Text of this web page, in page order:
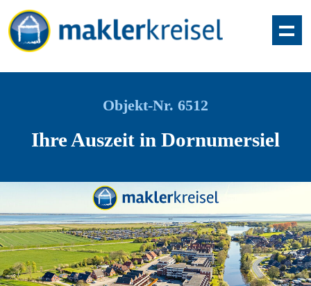
Objekt-Nr. 6512
Ihre Auszeit in Dornumersiel